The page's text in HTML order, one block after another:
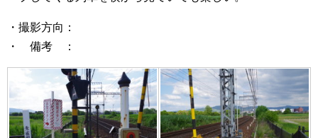
・撮影方向：
・ 備考 ：